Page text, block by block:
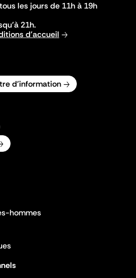
les jours de 11h à 19h
21h.
d'accueil
d'information
hommes